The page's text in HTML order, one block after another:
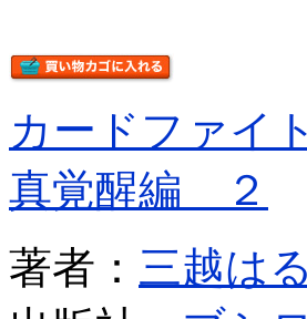
カードファイ
真覚醒編 ２
著者： 三越は